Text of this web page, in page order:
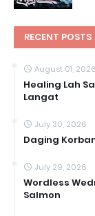
RECENT POSTS
August 01, 2026
Healing Lah
Langat
July 30, 2026
Daging
July 29, 2026
Wordless
Salmon